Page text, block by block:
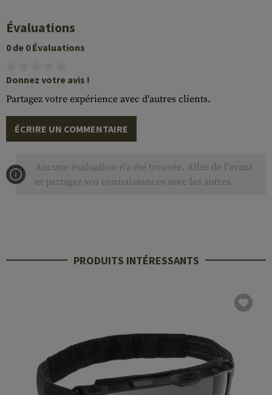
Évaluations
0 de 0 Évaluations
Donnez votre avis !
Partagez votre expérience avec d'autres clients.
ÉCRIRE UN COMMENTAIRE
Aucune évaluation n'a été trouvée. Allez de l'avant
et partagez vos connaissances avec les autres.
PRODUITS INTÉRESSANTS